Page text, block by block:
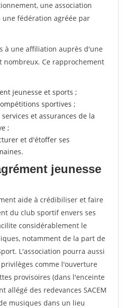
une association
fédération agréée par
à une affiliation auprès d'une
nombreux. Ce rapprochement
jeunesse et sports ;
sportives ;
et assurances de la
;
et d'étoffer ses
jeunesse
aide à crédibiliser et faire
du club sportif envers ses
considérablement le
notamment de la part de
L'association pourra aussi
comme l'ouverture
provisoires (dans l'enceinte
allégé des redevances SACEM
musiques dans un lieu